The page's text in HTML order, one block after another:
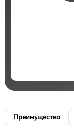
Преимущества